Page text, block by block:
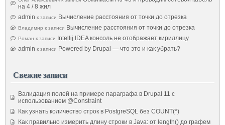
на 4 / 8 жил
admin к записи Вычисление расстояния от точки до отрезка
Владимир к записи Вычисление расстояния от точки до отрезка
Роман к записи Intellij IDEA консоль не отображает кириллицу
admin к записи Powered by Drupal — что это и как убрать?
Свежие записи
Валидация полей на примере параграфа в Drupal 11 с
использованием @Constraint
Как узнать количество строк в PostgreSQL без COUNT(*)
Как правильно измерить длину строки в Java: от length() до графем